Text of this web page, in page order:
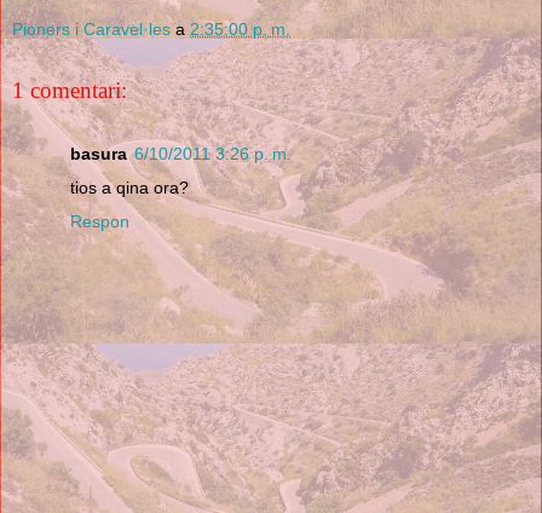
Pioners i Caravel·les a 2:35:00 p. m.
1 comentari:
basura 6/10/2011 3:26 p. m.
tios a qina ora?
Respon